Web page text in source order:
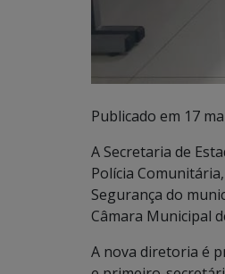
Publicado em 17
A Secretaria de
Polícia
Segurança do
Câmara Municipal
A nova diretoria é